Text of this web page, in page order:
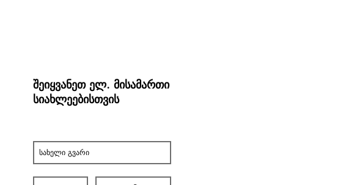
შეიყვანეთ ელ. მისამართი
სიახლეებისთვის